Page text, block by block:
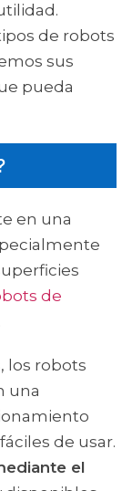
de robots
sus
pueda
en una
de
los robots
una
de usar.
el